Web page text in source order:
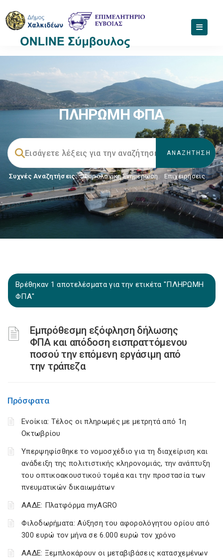
ΠΛΗΡΩΜΗ ΦΠΑ
Συχνές Αναζητήσεις: Φορολογικη Ενημέρωση, Επιχειρήσεις
Βρέθηκαν 1 αποτελέσματα για την ετικέτα "ΠΛΗΡΩΜΗ
ΦΠΑ"
Εμπρόθεσμη εξόφληση δήλωσης
ΦΠΑ και απόδοση εισπραττόμενου
ποσού την επόμενη εργάσιμη από
την τράπεζα
Πρόσφατα
Ενοίκια: Τέλος οι πληρωμές με μετρητά από 1η
Οκτωβρίου
Υπερψηφίσθηκε το νομοσχέδιο για τη διαχείριση και
ανάδειξη της πολιτιστικής κληρονομιάς, την ανάπτυξη
του οπτικοακουστικού τομέα και την προστασία των
πνευματικών δικαιωμάτων
ΑΑΔΕ: Πλατφόρμα myAGRO
Φιλοδωρήματα: Αύξηση του αφορολόγητου ορίου από
300 ευρώ τον μήνα σε 6.000 ευρώ τον χρόνο
ΑΑΔΕ: Ξεμπλοκάρουν οι μεταβιβάσεις κατασχεμένων